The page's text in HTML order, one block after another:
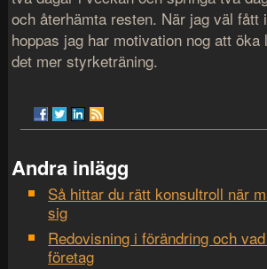
och återhämta resten. När jag väl fått
hoppas jag har motivation nog att
det mer styrketräning.
Andra inlägg
Så hittar du rätt konsultroll när
sig
Redovisning i förändring och
företag